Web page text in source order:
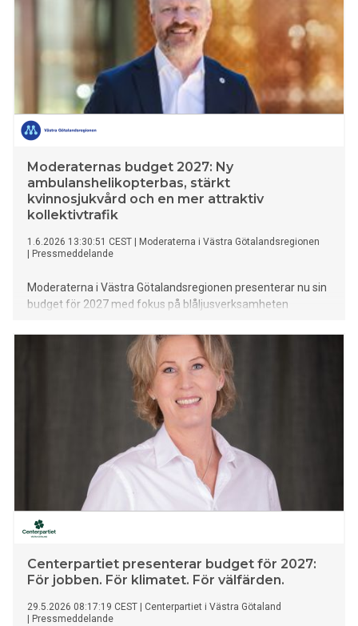
Moderaternas budget 2027: Ny
ambulanshelikopterbas, stärkt
kvinnosjukvård och en mer attraktiv
kollektivtrafik
1.6.2026 13:30:51 CEST
Moderaterna i Västra Götalandsregionen
Pressmeddelande
Moderaterna i Västra Götalandsregionen presenterar nu sin
budget för 2027 med fokus på blåljusverksamheten
vårdköer, en tillgänglig och trygg vård inom barn- och
ungdomspsykiatrin, stärkt kvinnosjukvård och
en enklare och mer rättvis kollektivtrafik.
Centerpartiet presenterar budget för 2027:
För jobben. För klimatet. För välfärden.
29.5.2026 08:17:19 CEST
Centerpartiet i Västra Götaland
Pressmeddelande